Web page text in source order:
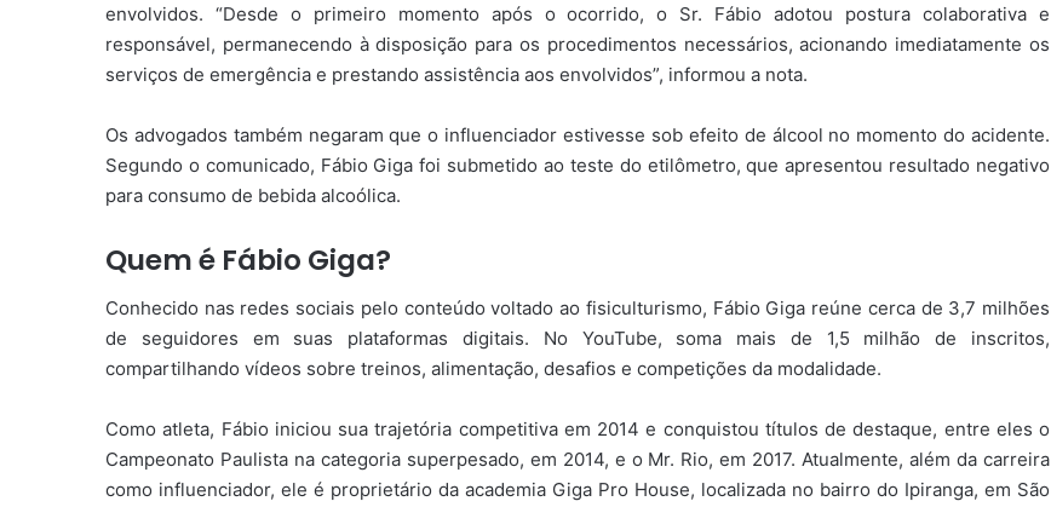
envolvidos. “Desde o primeiro momento após o ocorrido, o Sr. Fábio adotou postura colaborativa e
responsável, permanecendo à disposição para os procedimentos necessários, acionando imediatamente os
serviços de emergência e prestando assistência aos envolvidos”, informou a nota.
Os advogados também negaram que o influenciador estivesse sob efeito de álcool no momento do acidente.
Segundo o comunicado, Fábio Giga foi submetido ao teste do etilômetro, que apresentou resultado negativo
para consumo de bebida alcoólica.
Quem é Fábio Giga?
Conhecido nas redes sociais pelo conteúdo voltado ao fisiculturismo, Fábio Giga reúne cerca de 3,7 milhões
de seguidores em suas plataformas digitais. No YouTube, soma mais de 1,5 milhão de inscritos,
compartilhando vídeos sobre treinos, alimentação, desafios e competições da modalidade.
Como atleta, Fábio iniciou sua trajetória competitiva em 2014 e conquistou títulos de destaque, entre eles o
Campeonato Paulista na categoria superpesado, em 2014, e o Mr. Rio, em 2017. Atualmente, além da carreira
como influenciador, ele é proprietário da academia Giga Pro House, localizada no bairro do Ipiranga, em São